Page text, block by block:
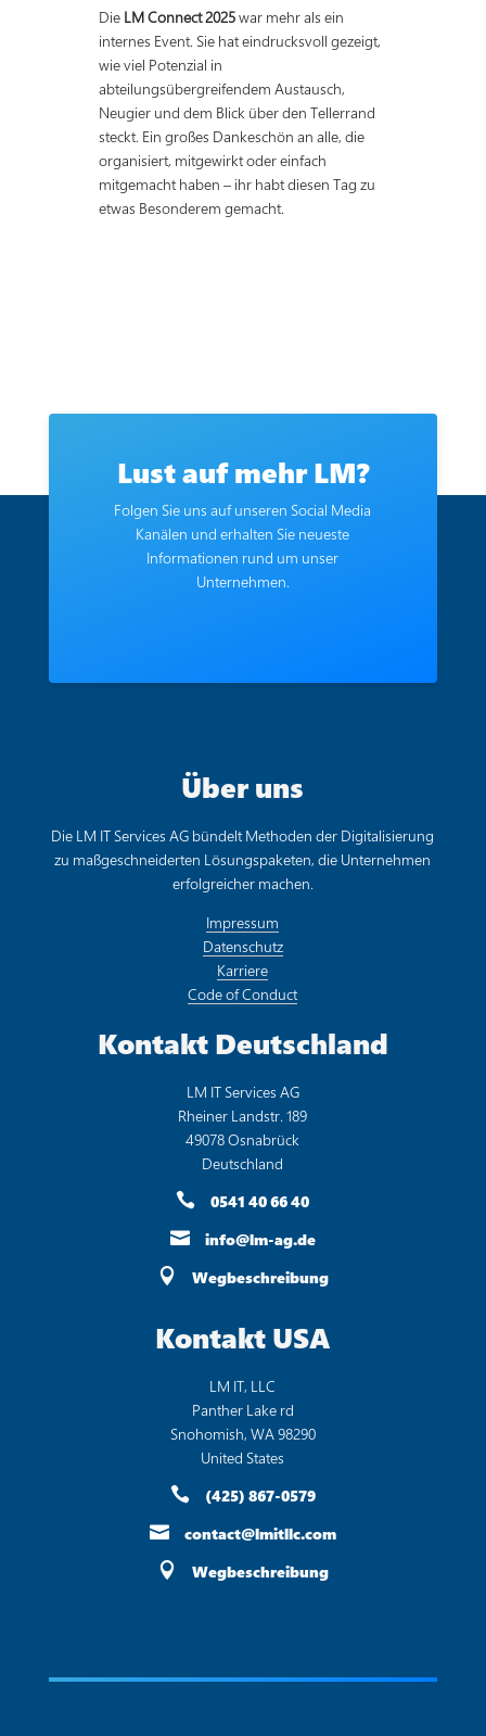
Die LM Connect 2025war mehr als ein
internes Event. Sie hat eindrucksvoll gezeigt,
wie viel Potenzial in
abteilungsübergreifendem Austausch,
Neugier und dem Blick über den Tellerrand
steckt. Ein großes Dankeschön an alle, die
organisiert, mitgewirkt oder einfach
mitgemacht haben – ihr habt diesen Tag zu
etwas Besonderem gemacht.
Lust auf mehr LM?
Folgen Sie uns auf unseren Social Media
Kanälen und erhalten Sie neueste
Informationen rund um unser
Unternehmen.
Über uns
Die LM IT Services AG bündelt Methoden der Digitalisierung
zu maßgeschneiderten Lösungspaketen, die Unternehmen
erfolgreicher machen.
Impressum
Datenschutz
Karriere
Code of Conduct
Kontakt Deutschland
LM IT Services AG
Rheiner Landstr. 189
49078 Osnabrück
Deutschland
 0541 40 66 40
 info@lm-ag.de
 Wegbeschreibung
Kontakt USA
LM IT, LLC
Panther Lake rd
Snohomish, WA 98290
United States
 (425) 867-0579
 contact@lmitllc.com
 Wegbeschreibung